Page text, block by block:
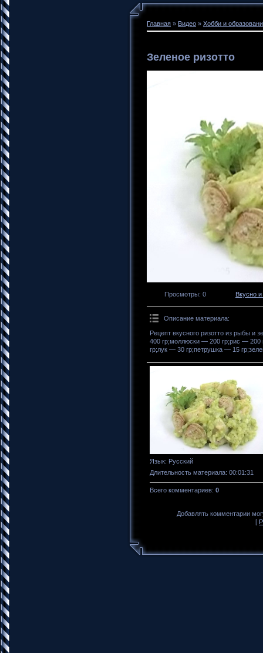
Главная » Видео » Хобби и
Зеленое ризотто
Просмотры: 0 Вкусно
Описание материала:
Рецепт вкусного ризотто из рыбы
400 гр;моллюски — 200 гр;рис — 200
гр;лук — 30 гр;петрушка — 15
Язык: Русский
Длительность материала: 00:01:31
Всего комментариев: 0
Добавлять комментарии
[